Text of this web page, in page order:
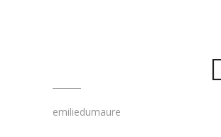
emiliedumaure